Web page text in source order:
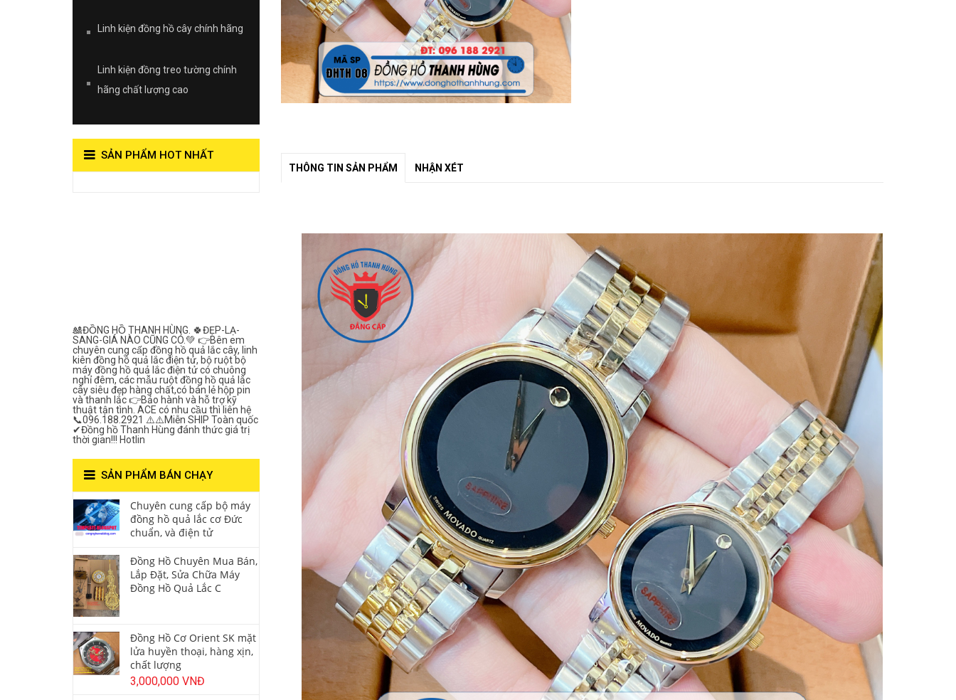
THÔNG TIN SẢN PHẨM NHẬN XÉT
Linh kiện đồng hồ cây chính hãng
Linh kiện đồng treo tường chính
hãng chất lượng cao
SẢN PHẨM HOT NHẤT
🎎ĐỒNG HỒ THANH HÙNG. 🍀ĐẸP-LẠ-
SANG-GIÁ NÀO CŨNG CÓ.💚 👉Bên em
chuyên cung cấp đồng hồ quả lắc cây, linh
kiên đồng hồ quả lắc điện tử, bộ ruột bộ
máy đồng hồ quả lắc điện tử có chuông
nghỉ đêm, các mẫu ruột đồng hồ quả lắc
cây siêu đẹp hàng chất,có bán lẻ hộp pin
và thanh lắc 👉Bảo hành và hỗ trợ kỹ
thuật tận tình. ACE có nhu cầu thì liên hệ
📞096.188.2921 ⚠️⚠️Miễn SHIP Toàn quốc
✔Đồng hồ Thanh Hùng đánh thức giá trị
thời gian!!! Hotlin
SẢN PHẨM BÁN CHẠY
Chuyên cung cấp bộ máy
đồng hồ quả lắc cơ Đức
chuẩn, và điện tử
Đồng Hồ Chuyên Mua Bán,
Lắp Đặt, Sửa Chữa Máy
Đồng Hồ Quả Lắc C
Đồng Hồ Cơ Orient SK mặt
lửa huyền thoại, hàng xịn,
chất lượng
3,000,000 VNĐ